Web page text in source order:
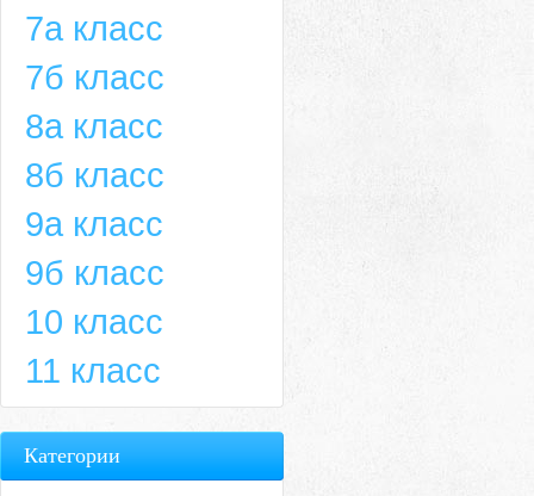
7а класс
7б класс
8а класс
8б класс
9а класс
9б класс
10 класс
11 класс
Категории